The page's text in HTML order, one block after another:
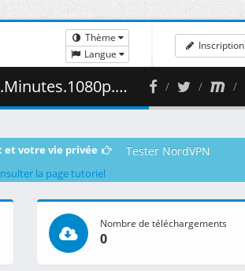
Thème
Langue
Inscription
( 466.69 MB )
et votre vie privée Tester NordVPN
la page tutoriel
Nombre de téléchargements
0